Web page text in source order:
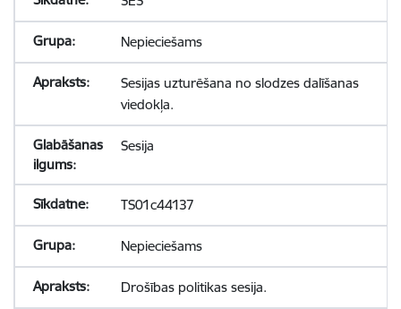
Nepieciešams
Sesijas uzturēšana no slodzes dalīšanas
viedokļa.
Sesija
TS01c44137
Nepieciešams
Drošības politikas sesija.